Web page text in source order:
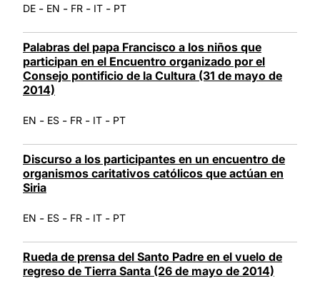
DE - EN - FR - IT - PT
Palabras del papa Francisco a los niños que
participan en el Encuentro organizado por el
Consejo pontificio de la Cultura (31 de mayo de
2014)
EN - ES - FR - IT - PT
Discurso a los participantes en un encuentro de
organismos caritativos católicos que actúan en
Siria
EN - ES - FR - IT - PT
Rueda de prensa del Santo Padre en el vuelo de
regreso de Tierra Santa (26 de mayo de 2014)